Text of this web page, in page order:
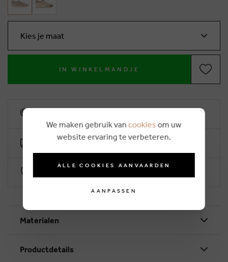
Kies je maat
IN WINKELMANDJE
Gratis levering vanaf €50
Materialen
Productdetails
We maken gebruik van cookies om uw
website ervaring te verbeteren.
ALLE COOKIES AANVAARDEN
AANPASSEN